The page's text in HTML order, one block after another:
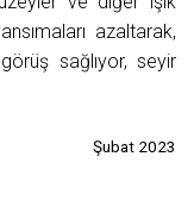
azaltarak,
sağlıyor, seyir
Şubat 2023